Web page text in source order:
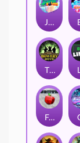
Joker Bombs
The Bowery Boys
Frutz